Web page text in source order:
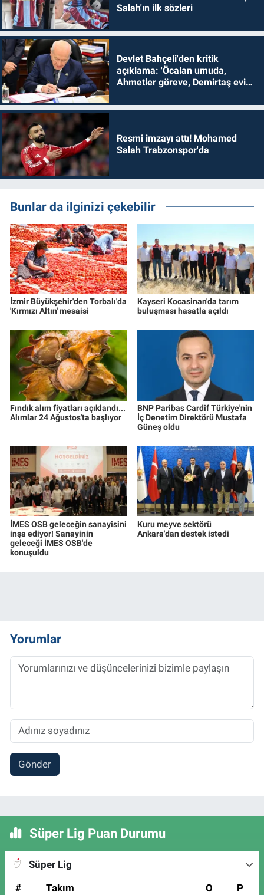
Salah'ın ilk sözleri
Devlet Bahçeli'den kritik
açıklama: 'Öcalan umuda,
Ahmetler göreve, Demirtaş evine
Resmi imzayı attı! Mohamed
Salah Trabzonspor'da
Bunlar da ilginizi çekebilir
İzmir Büyükşehir'den Torbalı'da
'Kırmızı Altın' mesaisi
Kayseri Kocasinan'da tarım
buluşması hasatla açıldı
Fındık alım fiyatları açıklandı...
Alımlar 24 Ağustos'ta başlıyor
BNP Paribas Cardif Türkiye'nin
İç Denetim Direktörü Mustafa
Güneş oldu
İMES OSB geleceğin sanayisini
inşa ediyor! Sanayinin
geleceği İMES OSB'de
konuşuldu
Kuru meyve sektörü
Ankara'dan destek istedi
Yorumlar
Gönder
Süper Lig Puan Durumu
Süper Lig
#
Takım O P